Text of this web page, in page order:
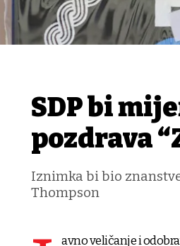
SDP bi
pozdrava
Iznimka bi bio
Thompson
avno veličanje i